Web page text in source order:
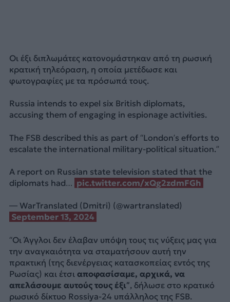
Οι έξι διπλωμάτες κατονομάστηκαν από τη ρωσική
κρατική τηλεόραση, η οποία μετέδωσε και
φωτογραφίες με τα πρόσωπά τους.
Russia intends to expel six British diplomats,
accusing them of engaging in espionage activities.
The FSB described this as part of “London’s efforts to
escalate the international military-political situation.”
A report on Russian state television stated that the
diplomats had… pic.twitter.com/xQg2zdmFGh
— WarTranslated (Dmitri) (@wartranslated)
September 13, 2024
“Οι Άγγλοι δεν έλαβαν υπόψη τους τις νύξεις μας για
την αναγκαιότητα να σταματήσουν αυτή την
πρακτική (της διενέργειας κατασκοπείας εντός της
Ρωσίας) και έτσι αποφασίσαμε, αρχικά, να
απελάσουμε αυτούς τους έξι”, δήλωσε στο κρατικό
ρωσικό δίκτυο Rossiya-24 υπάλληλος της FSB.